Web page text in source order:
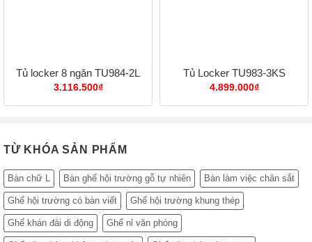
Tủ locker 8 ngăn TU984-2L
3.116.500₫
Tủ Locker TU983-3KS
4.899.000₫
TỪ KHÓA SẢN PHẨM
Bàn chữ L Bàn ghế hội trường gỗ tự nhiên Bàn làm việc chân sắt
Ghế hội trường có bàn viết Ghế hội trường khung thép
Ghế khán đài di động Ghế nỉ văn phòng